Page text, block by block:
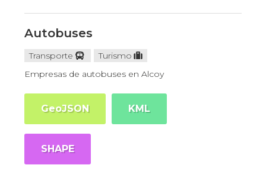
Autobuses
Transporte
Turismo
Empresas de autobuses en Alcoy
GeoJSON KML
SHAPE